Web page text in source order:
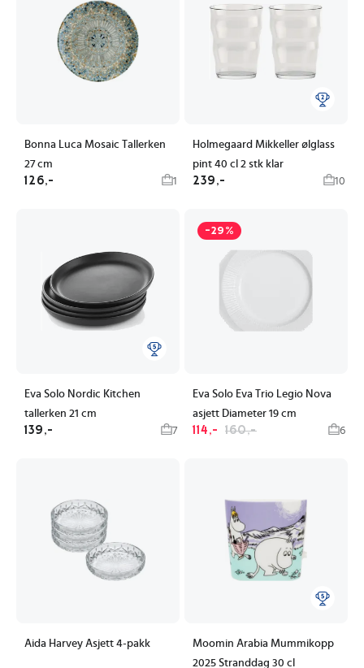
Bonna Luca Mosaic Tallerken
27 cm
126,- 1
Holmegaard Mikkeller ølglass
pint 40 cl 2 stk klar
239,- 10
Eva Solo Nordic Kitchen
tallerken 21 cm
139,- 7
-29%
Eva Solo Eva Trio Legio Nova
asjett Diameter 19 cm
114,- 160,- 6
Aida Harvey Asjett 4-pakk
Moomin Arabia Mummikopp
2025 Stranddag 30 cl